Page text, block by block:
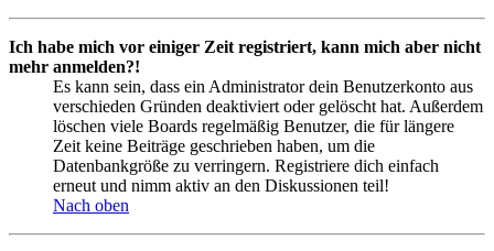
Ich habe mich vor einiger Zeit registriert, kann mich aber nicht
mehr anmelden?!
Es kann sein, dass ein Administrator dein Benutzerkonto aus
verschieden Gründen deaktiviert oder gelöscht hat. Außerdem
löschen viele Boards regelmäßig Benutzer, die für längere
Zeit keine Beiträge geschrieben haben, um die
Datenbankgröße zu verringern. Registriere dich einfach
erneut und nimm aktiv an den Diskussionen teil!
Nach oben